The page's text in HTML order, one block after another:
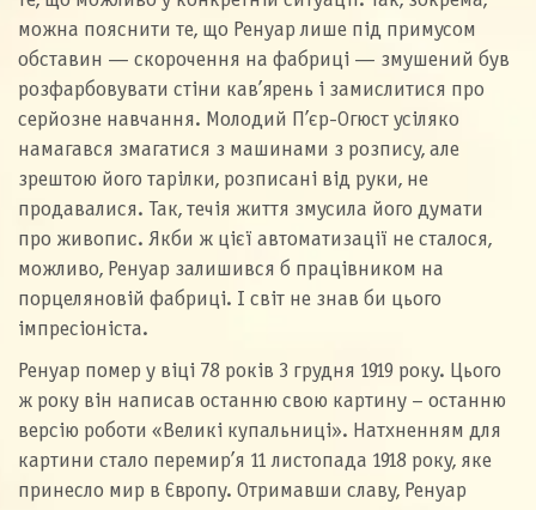
можна пояснити те, що Ренуар лише під примусом
обставин — скорочення на фабриці — змушений був
розфарбовувати стіни кав’ярень і замислитися про
серйозне навчання. Молодий П’єр-Огюст усіляко
намагався змагатися з машинами з розпису, але
зрештою його тарілки, розписані від руки, не
продавалися. Так, течія життя змусила його думати
про живопис. Якби ж цієї автоматизації не сталося,
можливо, Ренуар залишився б працівником на
порцеляновій фабриці. І світ не знав би цього
імпресіоніста.
Ренуар помер у віці 78 років 3 грудня 1919 року. Цього
ж року він написав останню свою картину – останню
версію роботи «Великі купальниці». Натхненням для
картини стало перемир’я 11 листопада 1918 року, яке
принесло мир в Європу. Отримавши славу, Ренуар